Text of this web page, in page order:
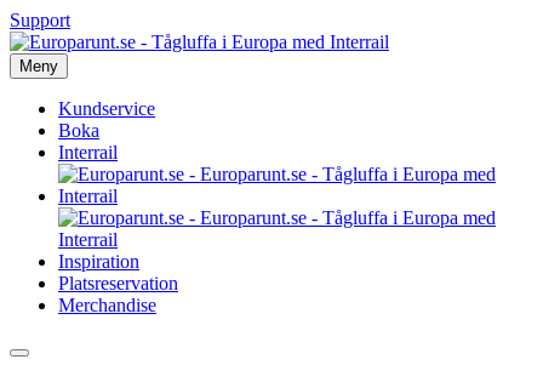
Support
Meny
Kundservice
Boka
Interrail
Inspiration
Platsreservation
Merchandise